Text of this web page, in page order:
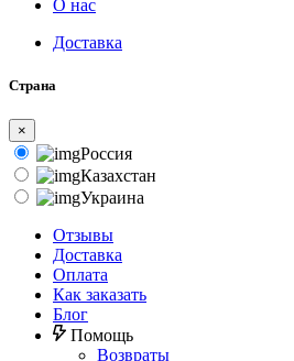
О нас
Доставка
Страна
×
Россия
Казахстан
Украина
Отзывы
Доставка
Оплата
Как заказать
Блог
Помощь
Возвраты